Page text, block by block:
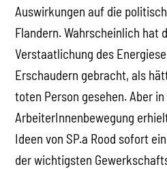
Auswirkungen auf die
Flandern. Wahrscheinlich hat
Verstaatlichung des
Erschaudern gebracht, als
toten Person gesehen. Aber
ArbeiterInnenbewegung
Ideen von SP.a Rood sofort
der wichtigsten